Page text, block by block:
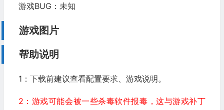
游戏BUG：未知
游戏图片
帮助说明
1：下载前建议查看配置要求、游戏说明。
2：游戏可能会被一些杀毒软件报毒，这与游戏补丁